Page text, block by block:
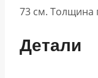
73 см. Толщина
Детали